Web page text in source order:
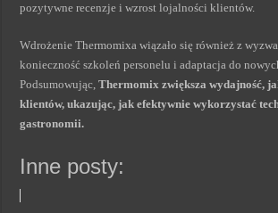
pozytywne recenzje i wzrost lojalności klientów.
Wdrożenie Thermomixa wiązało się również z
konieczność szkoleń personelu i adaptacja do
Podsumowując,Thermomix zwiększa wydajność,
klientów, ukazując, jak efektywnie wykorzystać
gastronomii.
Inne posty: